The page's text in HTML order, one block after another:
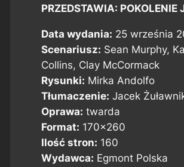
PRZEDSTAWIA: POKOLENIE
Data wydania: 25 września
Scenariusz: Sean Murphy,
Collins, Clay McCormack
Rysunki: Mirka Andolfo
Tłumaczenie: Jacek
Oprawa: twarda
Format: 170×260
Ilość stron: 160
Wydawca: Egmont Polska